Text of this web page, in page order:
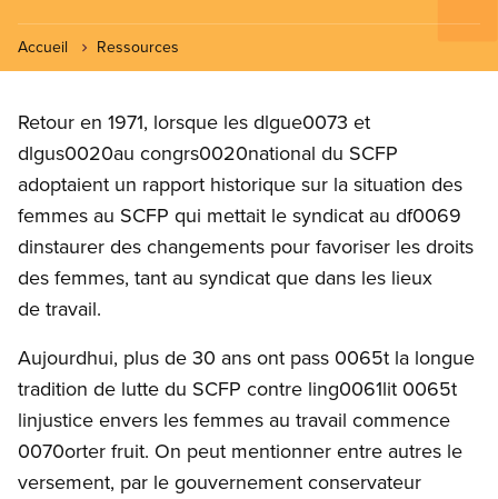
Accueil Ressources
Retour en 1971, lorsque les dlgue0073 et
dlgus0020au congrs0020national du SCFP
adoptaient un rapport historique sur la situation des
femmes au SCFP qui mettait le syndicat au df0069
dinstaurer des changements pour favoriser les droits
des femmes, tant au syndicat que dans les lieux
de travail.
Aujourdhui, plus de 30 ans ont pass 0065t la longue
tradition de lutte du SCFP contre ling0061lit 0065t
linjustice envers les femmes au travail commence
0070orter fruit. On peut mentionner entre autres le
versement, par le gouvernement conservateur